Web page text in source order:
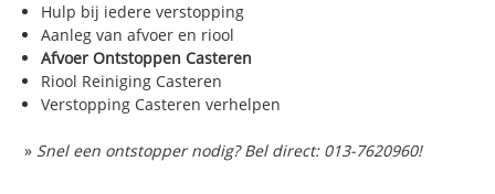
Hulp bij iedere verstopping
Aanleg van afvoer en riool
Afvoer Ontstoppen Casteren
Riool Reiniging Casteren
Verstopping Casteren verhelpen
» Snel een ontstopper nodig? Bel direct: 013-7620960!